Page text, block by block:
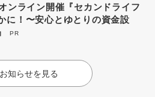
ンライン開催『セカンドライフ
に！〜安心とゆとりの資金設
PR
知らせを見る